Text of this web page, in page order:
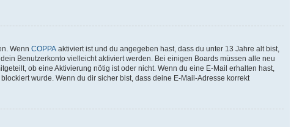
Wenn COPPA aktiviert ist und du angegeben hast, dass du unter 13 Jahre alt bist,
Benutzerkonto vielleicht aktiviert werden. Bei einigen Boards müssen alle neu
ob eine Aktivierung nötig ist oder nicht. Wenn du eine E-Mail erhalten hast,
wurde. Wenn du dir sicher bist, dass deine E-Mail-Adresse korrekt